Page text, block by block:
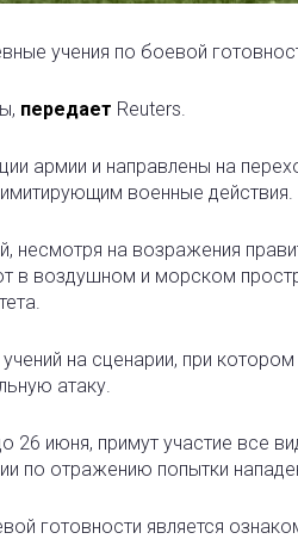
учения по боевой
передает Reuters.
армии и направлены на
военные действия.
несмотря на возражения
в воздушном и морском
на сценарии, при
атаку.
26 июня, примут участие все
по отражению попытки
готовности является